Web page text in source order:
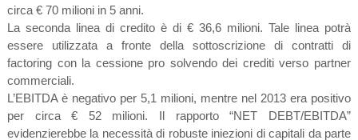
circa € 70 milioni in 5 anni.
La seconda linea di credito è di € 36,6 milioni. Tale linea potrà
essere utilizzata a fronte della sottoscrizione di contratti di
factoring con la cessione pro solvendo dei crediti verso partner
commerciali.
L’EBITDA è negativo per 5,1 milioni, mentre nel 2013 era positivo
per circa € 52 milioni. Il rapporto “NET DEBT/EBITDA”
evidenzierebbe la necessità di robuste iniezioni di capitali da parte